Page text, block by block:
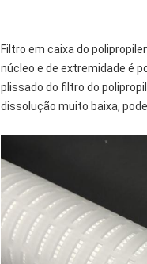
Filtro em caixa do
núcleo e de extremidade é
plissado do filtro do
dissolução muito baixa,